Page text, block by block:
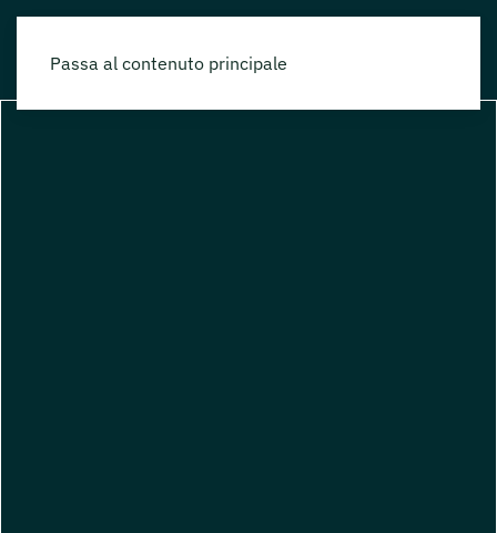
Passa al contenuto principale